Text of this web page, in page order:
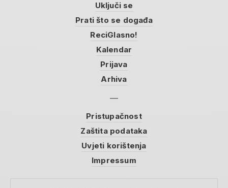
Uključi se
Prati što se događa
ReciGlasno!
Kalendar
Prijava
Arhiva
Pristupačnost
Zaštita podataka
Uvjeti korištenja
Impressum